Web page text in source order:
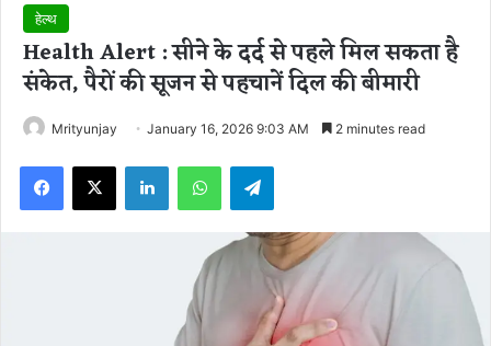
हेल्थ
Health Alert : सीने के दर्द से पहले मिल सकता है
संकेत, पैरों की सूजन से पहचानें दिल की बीमारी
Mrityunjay January 16, 2026 9:03 AM 2 minutes read